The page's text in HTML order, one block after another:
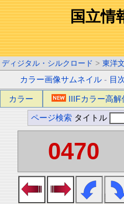
国立情
ディジタル・シルクロード > 東洋
カラー画像サムネイル - 目
カラー IIIFカラー高解
ページ検索 タイトル
0470